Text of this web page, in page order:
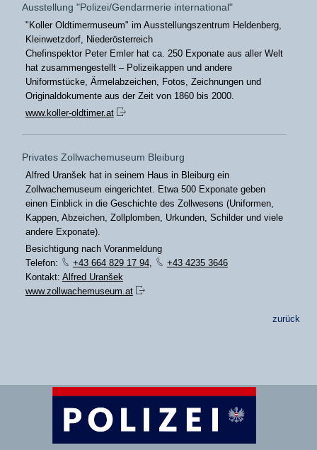
Ausstellung "Polizei/Gendarmerie international"
"Koller Oldtimermuseum" im Ausstellungszentrum Heldenberg,
Kleinwetzdorf, Niederösterreich
Chefinspektor Peter Emler hat ca. 250 Exponate aus aller Welt
hat zusammengestellt – Polizeikappen und andere
Uniformstücke, Ärmelabzeichen, Fotos, Zeichnungen und
Originaldokumente aus der Zeit von 1860 bis 2000.
www.koller-oldtimer.at
Privates Zollwachemuseum Bleiburg
Alfred Uranšek hat in seinem Haus in Bleiburg ein
Zollwachemuseum eingerichtet. Etwa 500 Exponate geben
einen Einblick in die Geschichte des Zollwesens (Uniformen,
Kappen, Abzeichen, Zollplomben, Urkunden, Schilder und viele
andere Exponate).
Besichtigung nach Voranmeldung
Telefon:
+43 664 829 17 94,
+43 4235 3646
Kontakt: Alfred Uranšek
www.zollwachemuseum.at
zurück